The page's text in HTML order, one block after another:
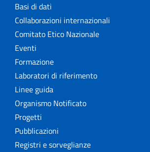
Basi di dati
Collaborazioni internazionali
Comitato Etico Nazionale
Eventi
Formazione
Laboratori di riferimento
Linee guida
Organismo Notificato
Progetti
Pubblicazioni
Registri e sorveglianze